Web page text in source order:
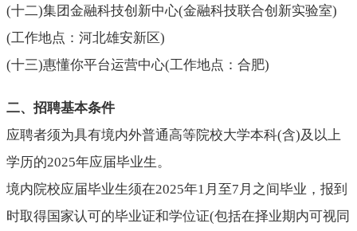
(十二)集团金融科技创新中心(金融科技联合创新实验室)
(工作地点：河北雄安新区)
(十三)惠懂你平台运营中心(工作地点：合肥)
二、招聘基本条件
应聘者须为具有境内外普通高等院校大学本科(含)及以上
学历的2025年应届毕业生。
境内院校应届毕业生须在2025年1月至7月之间毕业，报到
时取得国家认可的毕业证和学位证(包括在择业期内可视同